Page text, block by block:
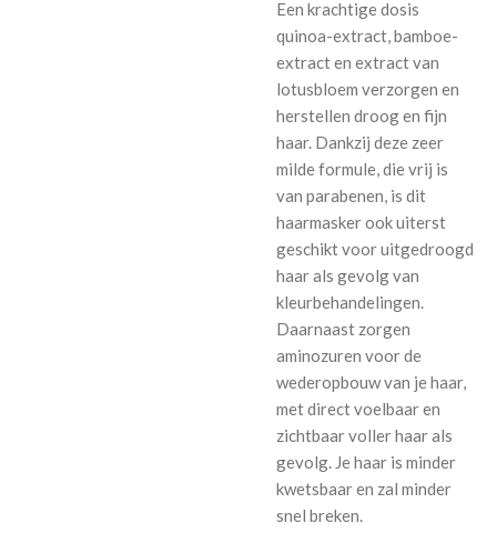
Een krachtige dosis
quinoa-extract, bamboe-
extract en extract van
lotusbloem verzorgen en
herstellen droog en fijn
haar. Dankzij deze zeer
milde formule, die vrij is
van parabenen, is dit
haarmasker ook uiterst
geschikt voor uitgedroogd
haar als gevolg van
kleurbehandelingen.
Daarnaast zorgen
aminozuren voor de
wederopbouw van je haar,
met direct voelbaar en
zichtbaar voller haar als
gevolg. Je haar is minder
kwetsbaar en zal minder
snel breken.